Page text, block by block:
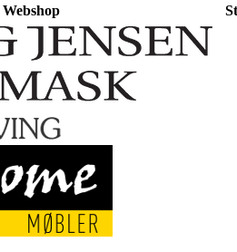
Webshop